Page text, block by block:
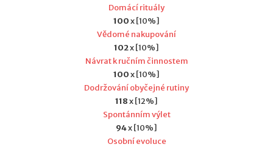
Domácí rituály
100x [10%]
Vědomé nakupování
102x [10%]
Návrat k ručním činnostem
100x [10%]
Dodržování obyčejné rutiny
118x [12%]
Spontánním výlet
94x [10%]
Osobní evoluce